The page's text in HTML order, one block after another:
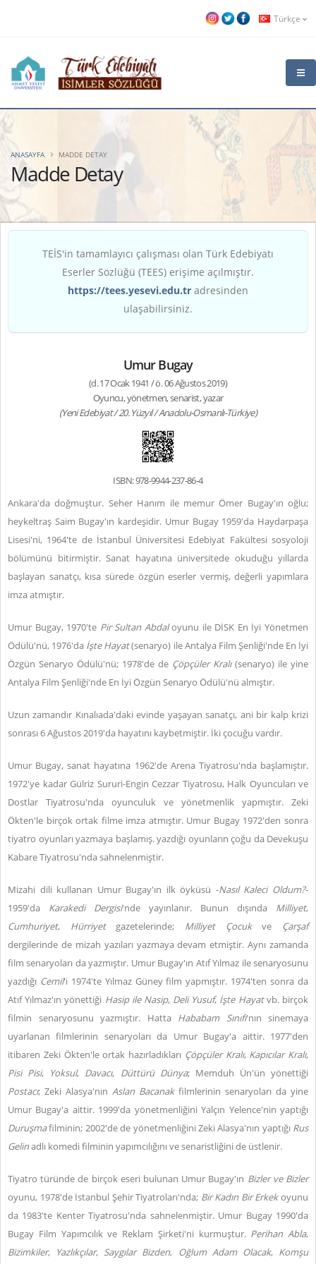
Türkçe
Madde Detay
ANASAYFA MADDE DETAY
TEİS'in tamamlayıcı çalışması olan Türk Edebiyatı
Eserler Sözlüğü (TEES) erişime açılmıştır.
https://tees.yesevi.edu.tr adresinden
ulaşabilirsiniz.
Umur Bugay
(d. 17 Ocak 1941 / ö. 06 Ağustos 2019)
Oyuncu, yönetmen, senarist, yazar
(Yeni Edebiyat / 20. Yüzyıl / Anadolu-Osmanlı-Türkiye)
ISBN: 978-9944-237-86-4
Ankara'da doğmuştur. Seher Hanım ile memur Ömer Bugay'ın oğlu;
heykeltraş Saim Bugay'ın kardeşidir. Umur Bugay 1959'da Haydarpaşa
Lisesi'ni, 1964'te de İstanbul Üniversitesi Edebiyat Fakültesi sosyoloji
bölümünü bitirmiştir. Sanat hayatına üniversitede okuduğu yıllarda
başlayan sanatçı, kısa sürede özgün eserler vermiş, değerli yapımlara
imza atmıştır.
Umur Bugay, 1970'te Pir Sultan Abdaloyunu ile DİSK En İyi Yönetmen
Ödülü'nü, 1976'da İşte Hayat(senaryo) ile Antalya Film Şenliği'nde En İyi
Özgün Senaryo Ödülü'nü; 1978'de de Çöpçüler Kralı (senaryo) ile yine
Antalya Film Şenliği'nde En İyi Özgün Senaryo Ödülü'nü almıştır.
Uzun zamandır Kınalıada'daki evinde yaşayan sanatçı, ani bir kalp krizi
sonrası 6 Ağustos 2019'da hayatını kaybetmiştir. İki çocuğu vardır.
Umur Bugay, sanat hayatına 1962'de Arena Tiyatrosu'nda başlamıştır.
1972'ye kadar Gülriz Sururi-Engin Cezzar Tiyatrosu, Halk Oyuncuları ve
Dostlar Tiyatrosu'nda oyunculuk ve yönetmenlik yapmıştır. Zeki
Ökten'le birçok ortak filme imza atmıştır. Umur Bugay 1972'den sonra
tiyatro oyunları yazmaya başlamış. yazdığı oyunların çoğu da Devekuşu
Kabare Tiyatrosu'nda sahnelenmiştir.
Mizahi dili kullanan Umur Bugay'ın ilk öyküsü -Nasıl Kaleci Oldum?-
1959'da Karakedi Dergisi'nde yayınlanır. Bunun dışında Milliyet,
Cumhuriyet, Hürriyet gazetelerinde; Milliyet Çocukve Çarşaf
dergilerinde de mizah yazıları yazmaya devam etmiştir. Aynı zamanda
film senaryoları da yazmıştır. Umur Bugay'ın Atıf Yılmaz ile senaryosunu
yazdığı Cemil'i 1974'te Yılmaz Güney film yapmıştır. 1974'ten sonra da
Atıf Yılmaz'ın yönettiği Hasip ile Nasip, Deli Yusuf, İşte Hayatvb. birçok
filmin senaryosunu yazmıştır. Hatta Hababam Sınıfı'nın sinemaya
uyarlanan filmlerinin senaryoları da Umur Bugay'a aittir. 1977'den
itibaren Zeki Ökten'le ortak hazırladıkları Çöpçüler Kralı, Kapıcılar Kralı,
Pisi Pisi, Yoksul, Davacı, Düttürü Dünya; Memduh Ün'ün yönettiği
Postacı; Zeki Alasya'nın Aslan Bacanak filmlerinin senaryoları da yine
Umur Bugay'a aittir. 1999'da yönetmenliğini Yalçın Yelence'nin yaptığı
Duruşmafilminin; 2002'de de yönetmenliğini Zeki Alasya'nın yaptığı Rus
Gelinadlı komedi filminin yapımcılığını ve senaristliğini de üstlenir.
Tiyatro türünde de birçok eseri bulunan Umur Bugay'ın Bizler ve Bizler
oyunu, 1978'de İstanbul Şehir Tiyatroları'nda; Bir Kadın Bir Erkekoyunu
da 1983'te Kenter Tiyatrosu'nda sahnelenmiştir. Umur Bugay 1990'da
Bugay Film Yapımcılık ve Reklam Şirketi'ni kurmuştur. Perihan Abla,
Bizimkiler, Yazlıkçılar, Saygılar Bizden, Oğlum Adam Olacak, Komşu